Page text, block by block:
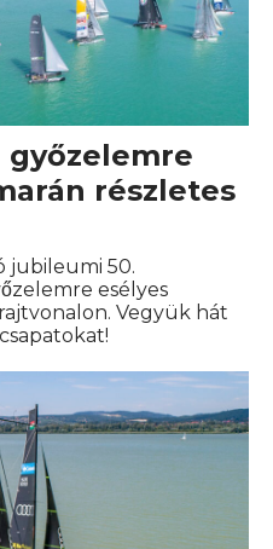
győzelemre
részletes
jubileumi 50.
esélyes
Vegyük hát